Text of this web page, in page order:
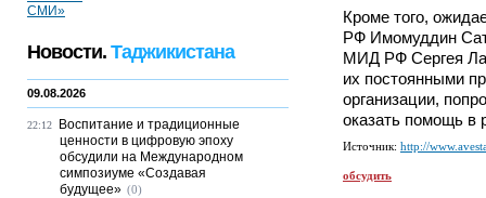
Кроме того,
РФ Имомуддин
МИД РФ Сергея
их постоянными
организации,
оказать помощь в
Источник: http://
обсудить
Новости. Таджикистана
09.08.2026
22:12
Воспитание и традиционные
ценности в цифровую эпоху
обсудили на Международном
симпозиуме «Создавая
будущее» (0)